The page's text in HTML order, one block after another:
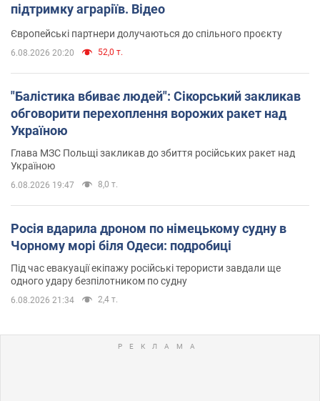
підтримку аграріїв. Відео
Європейські партнери долучаються до спільного проєкту
6.08.2026 20:20 52,0 т.
"Балістика вбиває людей": Сікорський закликав
обговорити перехоплення ворожих ракет над
Україною
Глава МЗС Польщі закликав до збиття російських ракет над
Україною
6.08.2026 19:47 8,0 т.
Росія вдарила дроном по німецькому судну в
Чорному морі біля Одеси: подробиці
Під час евакуації екіпажу російські терористи завдали ще
одного удару безпілотником по судну
6.08.2026 21:34 2,4 т.